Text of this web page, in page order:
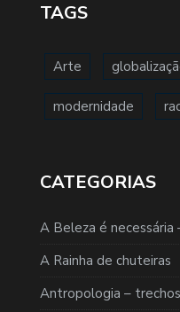
TAGS
Arte
modernidade
CATEGORIAS
A Beleza é necessária
A Rainha de chuteiras
Antropologia –